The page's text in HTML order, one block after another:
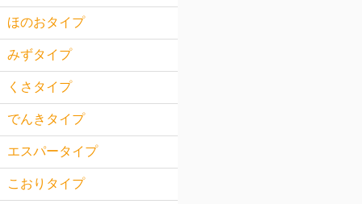
ほのおタイプ
みずタイプ
くさタイプ
でんきタイプ
エスパータイプ
こおりタイプ